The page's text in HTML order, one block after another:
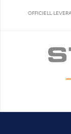
OFFICIELL